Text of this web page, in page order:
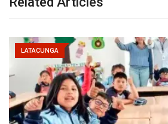
LATACUNGA